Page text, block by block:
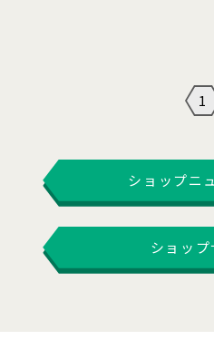
1
ショップニ
ショップ